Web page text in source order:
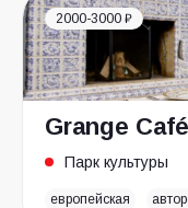
2000-3000 ₽
Grange Café
Парк культуры
европейская